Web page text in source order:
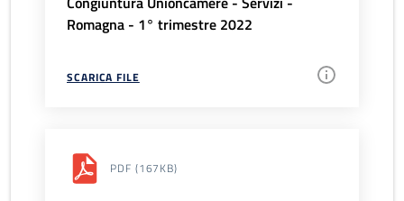
Romagna - 1° trimestre 2022
SCARICA FILE
PDF (167KB)